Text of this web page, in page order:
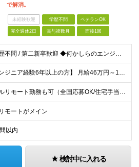
で解消。
未経験歓迎 学歴不問 ベテランOK
完全週休2日 賞与複数月 面接1回
◆学歴不問 / 第二新卒歓迎 ◆何かしらのエンジニア経験をお持ちの方 （言語・期間・フェーズ不問） 経験浅めの方も遠慮なくご応募ください！ ■入社前Q＆A ────── ◎実力に見合った報酬が手に
【エンジニア経験6年以上の方】 月給46万円～100万円（固定残業代含む） ※上記月給には月30時間分の固定残業代（月8万7,400円～月19万円）を含む。超過分は全額支給。 【エンジニア経験4年以
★フルリモート勤務も可（全国応募OK/住宅手当を支給します） ※案件によって常駐が必要になる場合があります。 ※希望がない限り、転勤はありません ※U・Iターン歓迎 ★ルトラの社員は全国各地で活躍中
モートがメイン
以内
検討中に入れる